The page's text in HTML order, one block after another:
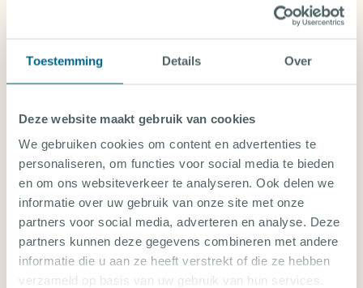
Toestemming Details Over
Deze website maakt gebruik van cookies
We gebruiken cookies om content en advertenties te
personaliseren, om functies voor social media te bieden
en om ons websiteverkeer te analyseren. Ook delen we
informatie over uw gebruik van onze site met onze
partners voor social media, adverteren en analyse. Deze
partners kunnen deze gegevens combineren met andere
informatie die u aan ze heeft verstrekt of die ze hebben
verzameld op basis van uw gebruik van hun services.
zichtbaarheid optimaal. In deze maanden kun je
het zeeleven op zijn best. Toch kun je het hele jaar
door duiken in Kalimantan, want de temperatuur van
30 graden Celsius.
In tegenstelling tot andere populaire
duikbestemmingen in Indonesië, zoals Bali of Raja
Ampat, blijft Kalimantan relatief onaangetast door
massatoerisme. Dit betekent dat je nog steeds kunt
genieten van rustige, serene duiklocaties zonder
drukte. Wil je meer ontdekken van Indonesië? Neem
dan een kijkje bijLembeh ofManado !
ACCOMMODATIE
MARATUA PARADISE RESORT
Indonesië, Kalimantan
Internationale retourvlucht
Transfer
Accommodatie
Verplichte kosten in NL
Vanaf-prijs per persoon